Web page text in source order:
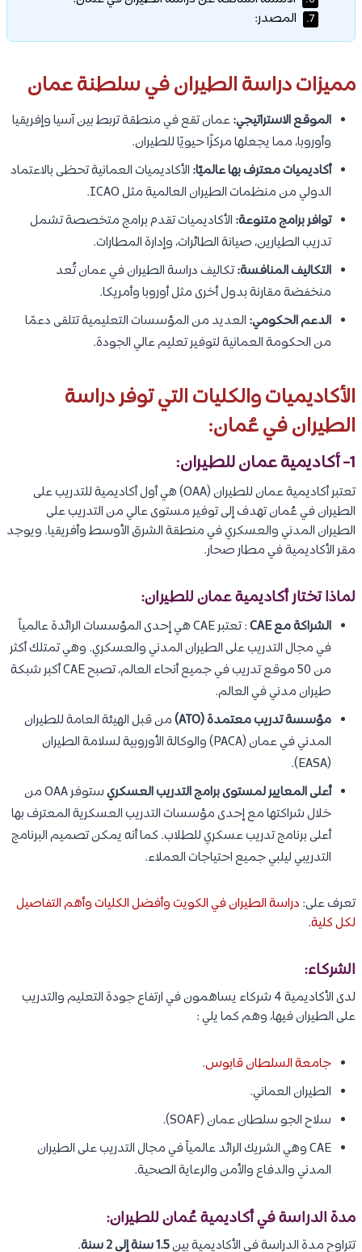
7. المصدر:
مميزات دراسة الطيران في سلطنة عمان
الموقع الاستراتيجي:عمان تقع في منطقة تربط بين آسيا وإفريقيا
وأوروبا، مما يجعلها مركزًا حيويًا للطيران.
أكاديميات معترف بها عالميًا: الأكاديميات العمانية تحظى بالاعتماد
الدولي من منظمات الطيران العالمية مثل ICAO.
توافر برامج متنوعة: الأكاديميات تقدم برامج متخصصة تشمل
تدريب الطيارين، صيانة الطائرات، وإدارة المطارات.
التكاليف المنافسة:تكاليف دراسة الطيران في عمان تُعد
منخفضة مقارنة بدول أخرى مثل أوروبا وأمريكا.
الدعم الحكومي: العديد من المؤسسات التعليمية تتلقى دعمًا
من الحكومة العمانية لتوفير تعليم عالي الجودة.
الأكاديميات والكليات التي توفر دراسة
الطيران في عُمان:
1- أكاديمية عمان للطيران:
تعتبر أكاديمية عمان للطيران (OAA) هي أول أكاديمية للتدريب على
الطيران في عُمان تهدف إلى توفير مستوى عالي من التدريب على
الطيران المدني والعسكري في منطقة الشرق الأوسط وأفريقيا. ويوجد
مقر الأكاديمية في مطار صحار.
لماذا تختار أكاديمية عمان للطيران:
الشراكة مع CAE
: تعتبر CAE هي إحدى المؤسسات الرائدة عالمياً
في مجال التدريب على الطيران المدني والعسكري. وهي تمتلك أكثر
من 50 موقع تدريب في جميع أنحاء العالم، تصبح CAE أكبر شبكة
طيران مدني في العالم.
مؤسسة تدريب معتمدة (ATO)
من قبل الهيئة العامة للطيران
المدني في عمان (PACA) والوكالة الأوروبية لسلامة الطيران
(EASA).
أعلى المعايير لمستوى برامج التدريب العسكري
ستوفر OAA من
خلال شراكتها مع إحدى مؤسسات التدريب العسكرية المعترف بها
أعلى برنامج تدريب عسكري للطلاب. كما أنه يمكن تصميم البرنامج
التدريبي ليلبي جميع احتياجات العملاء.
تعرف على: دراسة الطيران في الكويت وأفضل الكليات وأهم التفاصيل
لكل كلية.
الشركاء:
لدى الأكاديمية 4 شركاء يساهمون في ارتفاع جودة التعليم والتدريب
على الطيران فيها، وهم كما يلي :
جامعة السلطان قابوس.
الطيران العماني.
سلاح الجو سلطان عمان (SOAF).
CAE وهي الشريك الرائد عالمياً في مجال التدريب على الطيران
المدني والدفاع والأمن والرعاية الصحية.
مدة الدراسة في أكاديمية عُمان للطيران:
تتراوح مدة الدراسة في الأكاديمية بين1.5 سنة إلى 2 سنة .